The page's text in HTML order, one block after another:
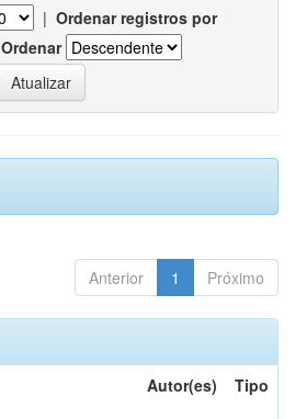
| Ordenar registros por
Ordenar
Anterior 1 Próximo
Autor(es) Tipo